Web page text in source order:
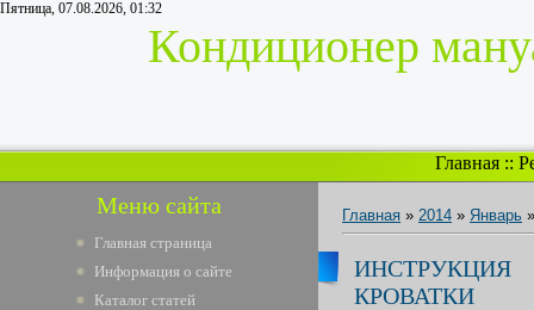
Пятница, 07.08.2026, 01:32
Кондиционер
Главная::
Меню сайта
Главная страница
Информация о сайте
Каталог статей
Главная » 2014 » Январь »
КРОВАТКИ